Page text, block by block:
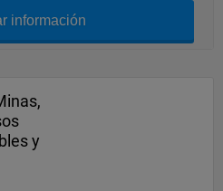
información
y